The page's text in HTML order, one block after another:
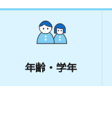
年齢・学年